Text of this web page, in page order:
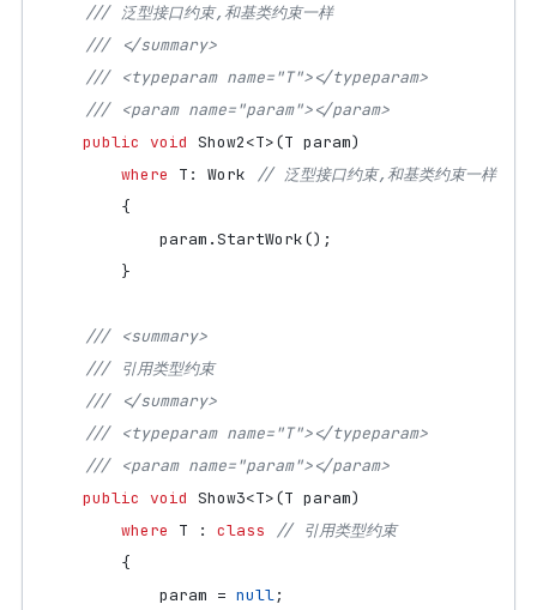
/// 泛型接口约束,和基类约束一样
/// </summary>
/// <typeparam name="T"></typeparam>
/// <param name="param"></param>
public void Show2<T>(T param)
where
T : Work
// 泛型接口约束,和基类约束一样
{
param .StartWork();
}
/// <summary>
/// 引用类型约束
/// </summary>
/// <typeparam name="T"></typeparam>
/// <param name="param"></param>
public void Show3<T>(T param)
where
T : class
// 引用类型约束
{
param = null;